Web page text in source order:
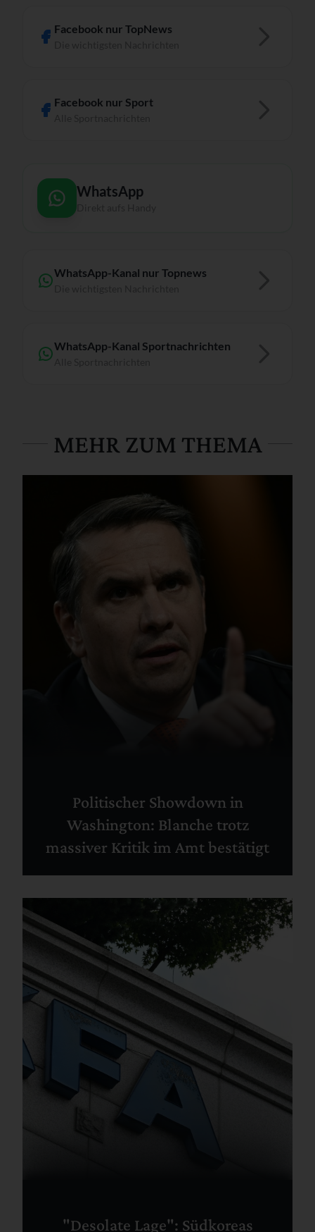
Facebook nur TopNews
Facebook nur Sport
WhatsApp
WhatsApp-Kanal nur Topnews
WhatsApp-Kanal Sportnachrichten
MEHR ZUM THEMA
Politischer Showdown in
Washington: Blanche trotz
massiver Kritik im Amt bestätigt
"Desolate Lage": Südkoreas